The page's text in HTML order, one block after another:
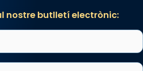
nostre butlletí electrònic: